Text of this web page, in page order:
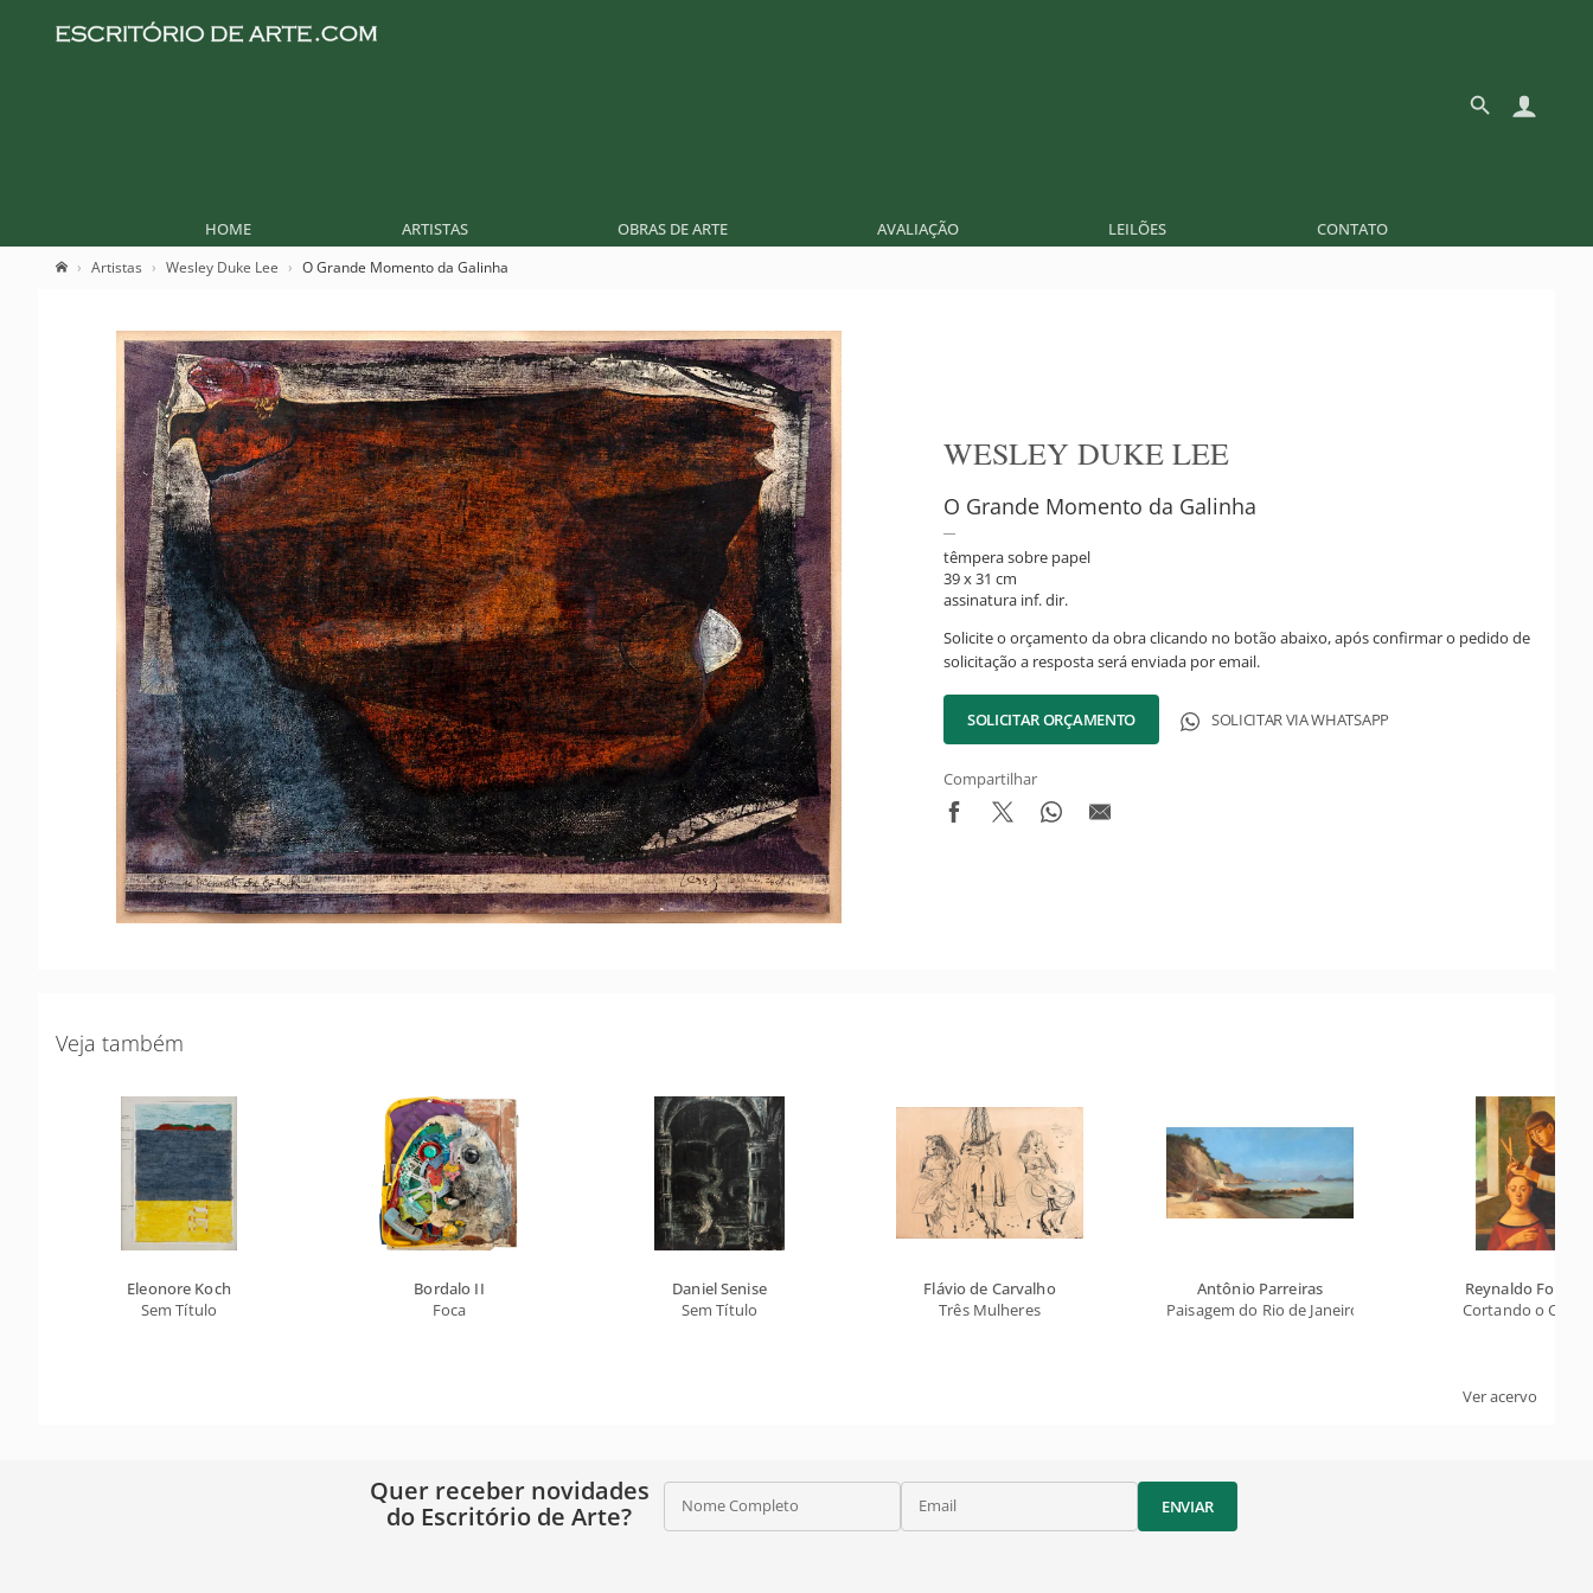
HOME ARTISTAS OBRAS DE ARTE AVALIAÇÃO LEILÕES CONTATO
Artistas Wesley Duke Lee O Grande Momento da Galinha
WESLEY DUKE LEE
O Grande Momento da Galinha
têmpera sobre papel
39 x 31 cm
assinatura inf. dir.
Solicite o orçamento da obra clicando no botão abaixo, após confirmar o pedido de
solicitação a resposta será enviada por email.
SOLICITAR ORÇAMENTO SOLICITAR VIA WHATSAPP
Compartilhar
Veja também
Eleonore Koch
Sem Título
Bordalo II
Foca
Daniel Senise
Sem Título
Flávio de Carvalho
Três Mulheres
Antônio Parreiras
Paisagem do Rio de Janeiro
Reynaldo
Cortando o
Ver acervo
Quer receber novidades
do Escritório de Arte?
Nome Completo Email ENVIAR